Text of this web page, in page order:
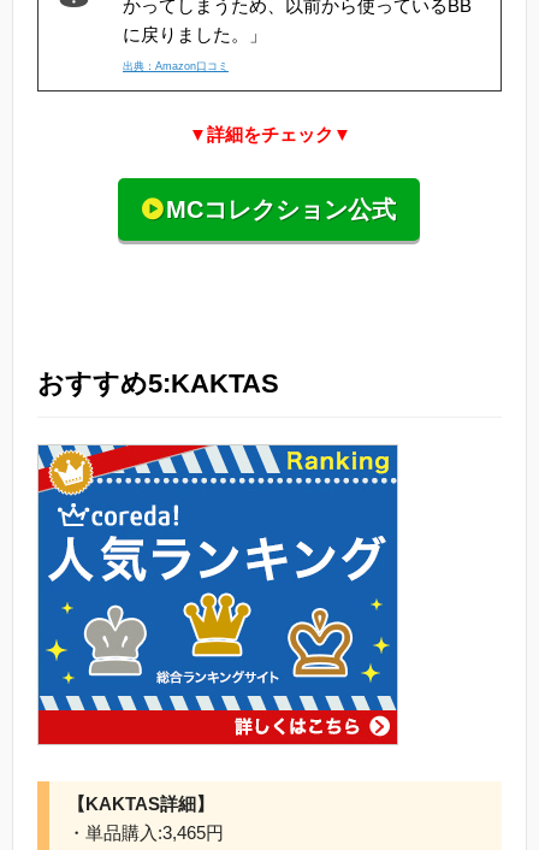
かってしまうため、以前から使っているBB
に戻りました。」
出典：Amazon口コミ
▼詳細をチェック▼
MCコレクション公式
おすすめ5:KAKTAS
【KAKTAS詳細】
・単品購入:3,465円